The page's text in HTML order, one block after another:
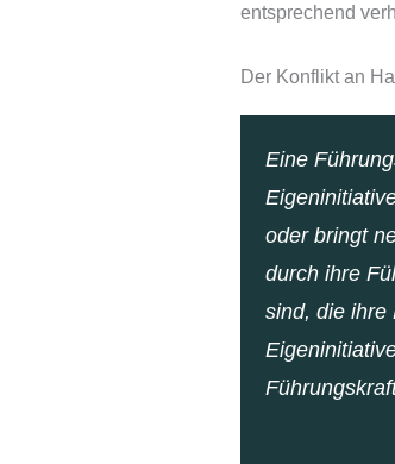
entsprechend
Der Konflikt an
Eine
oder bringt
durch ihre
sind, die ihre